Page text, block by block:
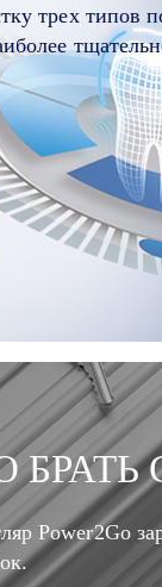
трех типов
БРАТЬ
Power2Go